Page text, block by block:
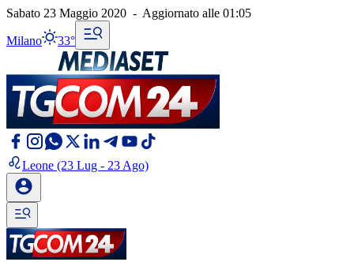
Sabato 23 Maggio 2020 - Aggiornato alle 01:05
Milano 33°
Leone (23 Lug - 23 Ago)